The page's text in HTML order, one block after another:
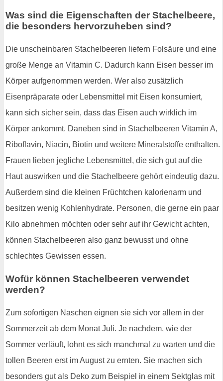
Was sind die Eigenschaften der Stachelbeere,
die besonders hervorzuheben sind?
Die unscheinbaren Stachelbeeren liefern Folsäure und eine
große Menge an Vitamin C. Dadurch kann Eisen besser im
Körper aufgenommen werden. Wer also zusätzlich
Eisenpräparate oder Lebensmittel mit Eisen konsumiert,
kann sich sicher sein, dass das Eisen auch wirklich im
Körper ankommt. Daneben sind in Stachelbeeren Vitamin A,
Riboflavin, Niacin, Biotin und weitere Mineralstoffe enthalten.
Frauen lieben jegliche Lebensmittel, die sich gut auf die
Haut auswirken und die Stachelbeere gehört eindeutig dazu.
Außerdem sind die kleinen Früchtchen kalorienarm und
besitzen wenig Kohlenhydrate. Personen, die gerne ein paar
Kilo abnehmen möchten oder sehr auf ihr Gewicht achten,
können Stachelbeeren also ganz bewusst und ohne
schlechtes Gewissen essen.
Wofür können Stachelbeeren verwendet
werden?
Zum sofortigen Naschen eignen sie sich vor allem in der
Sommerzeit ab dem Monat Juli. Je nachdem, wie der
Sommer verläuft, lohnt es sich manchmal zu warten und die
tollen Beeren erst im August zu ernten. Sie machen sich
besonders gut als Deko zum Beispiel in einem Sektglas mit